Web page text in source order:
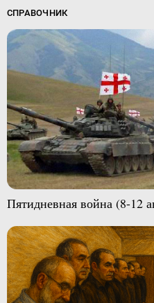
СПРАВОЧНИК
Пятидневная война (8-12